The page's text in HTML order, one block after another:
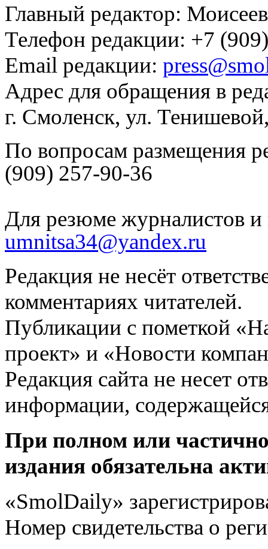
Главный редактор:
Телефон редакции: +7
Email редакции:
Адрес для обращения в
г. Смоленск, ул.
По вопросам размещения
(909) 257-90-36
Для резюме журналистов и
umnitsa34@yandex.ru
Редакция не несёт
комментариях читателей.
Публикации с пометкой
проект» и «Новости
Редакция сайта не несет
информации,
При полном или
издания обязательна
«SmolDaily»
Номер свидетельства о